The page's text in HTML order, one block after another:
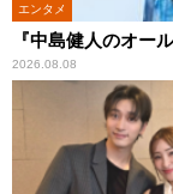
エンタメ
『中島健人のオー
2026.08.08